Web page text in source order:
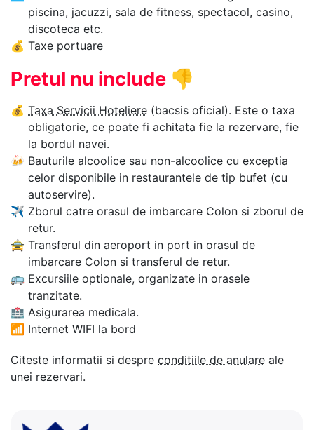
piscina, jacuzzi, sala de fitness, spectacol, casino,
discoteca etc.
💰 Taxe portuare
Pretul nu include 👎
💰 Taxa Servicii Hoteliere (bacsis oficial). Este o taxa
obligatorie, ce poate fi achitata fie la rezervare, fie
la bordul navei.
🍻 Bauturile alcoolice sau non-alcoolice cu exceptia
celor disponibile in restaurantele de tip bufet (cu
autoservire).
✈ Zborul catre orasul de imbarcare Colon si zborul de
retur.
🚖 Transferul din aeroport in port in orasul de
imbarcare Colon si transferul de retur.
🚌 Excursiile optionale, organizate in orasele
tranzitate.
🏥 Asigurarea medicala.
📶 Internet WIFI la bord
Citeste informatii si despre conditiile de anulare ale
unei rezervari.